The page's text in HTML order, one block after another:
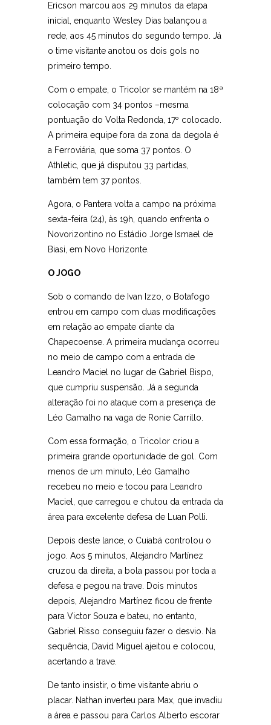
Ericson marcou aos 29 minutos da etapa
inicial, enquanto Wesley Dias balançou a
rede, aos 45 minutos do segundo tempo. Já
o time visitante anotou os dois gols no
primeiro tempo.
Com o empate, o Tricolor se mantém na 18ª
colocação com 34 pontos –mesma
pontuação do Volta Redonda, 17º colocado.
A primeira equipe fora da zona da degola é
a Ferroviária, que soma 37 pontos. O
Athletic, que já disputou 33 partidas,
também tem 37 pontos.
Agora, o Pantera volta a campo na próxima
sexta-feira (24), às 19h, quando enfrenta o
Novorizontino no Estádio Jorge Ismael de
Biasi, em Novo Horizonte.
O JOGO
Sob o comando de Ivan Izzo, o Botafogo
entrou em campo com duas modificações
em relação ao empate diante da
Chapecoense. A primeira mudança ocorreu
no meio de campo com a entrada de
Leandro Maciel no lugar de Gabriel Bispo,
que cumpriu suspensão. Já a segunda
alteração foi no ataque com a presença de
Léo Gamalho na vaga de Ronie Carrillo.
Com essa formação, o Tricolor criou a
primeira grande oportunidade de gol. Com
menos de um minuto, Léo Gamalho
recebeu no meio e tocou para Leandro
Maciel, que carregou e chutou da entrada da
área para excelente defesa de Luan Polli.
Depois deste lance, o Cuiabá controlou o
jogo. Aos 5 minutos, Alejandro Martínez
cruzou da direita, a bola passou por toda a
defesa e pegou na trave. Dois minutos
depois, Alejandro Martínez ficou de frente
para Victor Souza e bateu, no entanto,
Gabriel Risso conseguiu fazer o desvio. Na
sequência, David Miguel ajeitou e colocou,
acertando a trave.
De tanto insistir, o time visitante abriu o
placar. Nathan inverteu para Max, que invadiu
a área e passou para Carlos Alberto escorar